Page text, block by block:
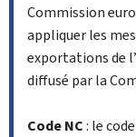
Commission
appliquer les
exportations de
diffusé par la
Code NC: le